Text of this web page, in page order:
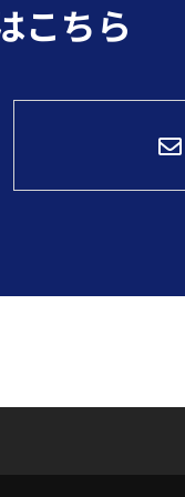
こちら